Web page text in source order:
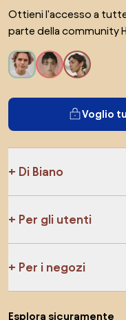
Ottieni l'accesso a
parte della community
Voglio
Di Biano
Per gli utenti
Per i negozi
Esplora sicuramente